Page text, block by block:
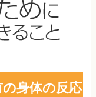
身体の反応